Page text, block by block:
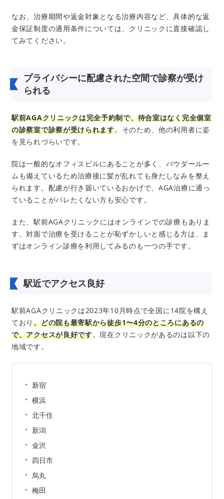
なお、治療期間や返金対象となる治療内容など、具体的な返
金保証制度の適用条件については、クリニックに直接確認し
てみてください。
プライバシーに配慮された空間で診察が受け
られる
駅前AGAクリニックは完全予約制で、待合室はなく完全個室
の診察室で診察が受けられます。そのため、他の利用者に姿
を見られづらいです。
院は一般的なオフィスビルにあることが多く、パウダールー
ムも備えているため治療後に髪が乱れても身だしなみを整え
られます。配慮が行き届いているおかげで、AGA治療に通っ
ていることがバレたくない方も安心です。
また、駅前AGAクリニックにはオンラインでの診療もありま
す。対面で治療を受けることが恥ずかしいと感じる方は、ま
ずはオンライン診療を利用してみるのも一つの手です。
駅近でアクセス良好
駅前AGAクリニックは2023年10月時点で全国に14院を構え
ており、どの院も最寄駅から徒歩1〜4分のところにあるの
で、アクセスが良好です。現在クリニックがあるのは以下の
地域です。
新宿
横浜
北千住
新潟
金沢
四日市
烏丸
梅田